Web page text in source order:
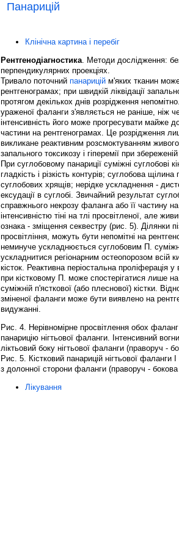
Панарицій
Клінічна картина і перебіг
Рентгенодіагностика. Методи дослідження:
перпендикулярних проекціях.
Тривало поточний панарицій м'яких тканин
рентгенограмах; при швидкій ліквідації
протягом декількох днів розрідження
ураженої фаланги з'являється не раніше, ніж
інтенсивність його може прогресувати майже
частини на рентгенограмах. Це розрідження
викликане реактивним розсмоктуванням живого
запального токсикозу і гіперемії при
При суглобовому панариції суміжні суглобові
гладкість і різкість контурів; суглобова
суглобових хрящів; нерідке ускладнення -
ексудації в суглобі. Звичайний результат
справжнього некрозу фаланга або її частину
інтенсивністю тіні на тлі просвітленої, але
ознака - зміщення секвестру (рис. 5). Ділянки
просвітління, можуть бути непомітні на
неминуче ускладнюється суглобовим П.
ускладнитися регіонарним остеопорозом всій
кісток. Реактивна періостальна проліферація
при кістковому П. може спостерігатися лише
суміжній п'ясткової (або плеснової) кістки.
зміненої фаланги може бути виявлено на
видужанні.
Рис. 4. Нерівномірне просвітлення обох фаланг
панарицію нігтьової фаланги. Інтенсивний
ліктьовий боку нігтьової фаланги (праворуч -
Рис. 5. Кістковий панарицій нігтьової фаланги
з долонної сторони фаланги (праворуч - бокова
Лікування